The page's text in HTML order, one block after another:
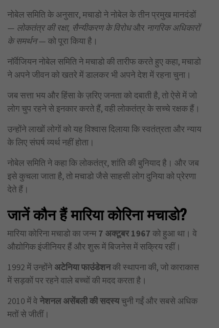
नोबेल समिति के अनुसार, मचाडो ने नोबेल के तीन प्रमुख मानदंडों
— लोकतंत्र की रक्षा, सैन्यीकरण के विरोधऔर नागरिक अधिकारों
के समर्थन— को पूरा किया है।
नॉर्वेजियन नोबेल समिति ने मचाडो की तारीफ करते हुए कहा, मचाडो
ने अपने जीवन को खतरे में डालकर भी अपने देश में रहना चुना।
जब सत्ता भय और हिंसा के ज़रिए जनता को दबाती है, तो ऐसे में जो
लोग चुप रहने से इनकार करते हैं, वही लोकतंत्र के सच्चे रक्षक हैं।
उन्होंने लाखों लोगों को यह विश्वास दिलाया कि स्वतंत्रता और न्याय
के लिए संघर्ष व्यर्थ नहीं होता।
नोबेल समिति ने कहा कि लोकतंत्र, शांति की बुनियाद है। और जब
इसे कुचला जाता है, तो मचाडो जैसे साहसी लोग दुनिया को प्रेरणा
देते हैं।
जानें कौन हैं मारिया कोरिना मचाडो?
मारिया कोरिना मचाडो का जन्म7 अक्टूबर 1967 को हुआ था। वे
औद्योगिक इंजीनियर हैं और शुरू में बिजनेस में सक्रिय रहीं।
1992 में उन्होंने अटेनिया फाउंडेशनकी स्थापना की, जो काराकास
में सड़कों पर रहने वाले बच्चों की मदद करता है।
2010 में वेनेशनल असेंबली की सदस्यचुनी गईं और सबसे अधिक
मतों से जीतीं।